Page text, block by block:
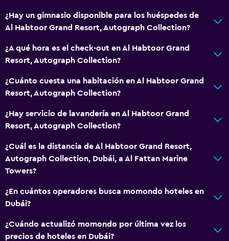
¿Hay un gimnasio disponible para los huéspedes de
Al Habtoor Grand Resort, Autograph Collection?
¿A qué hora es el check-out en Al Habtoor Grand
Resort, Autograph Collection?
¿Cuánto cuesta una habitación en Al Habtoor Grand
Resort, Autograph Collection?
¿Hay servicio de lavandería en Al Habtoor Grand
Resort, Autograph Collection?
¿Cuál es la distancia de Al Habtoor Grand Resort,
Autograph Collection, Dubái, a Al Fattan Marine
Towers?
¿En cuántos operadores busca momondo hoteles en
Dubái?
¿Cuándo actualizó momondo por última vez los
precios de hoteles en Dubái?